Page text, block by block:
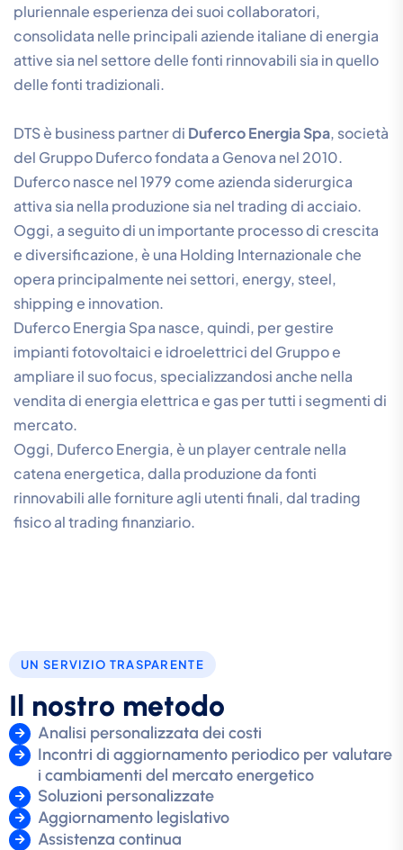
pluriennale esperienza dei suoi collaboratori,
consolidata nelle principali aziende italiane di energia
attive sia nel settore delle fonti rinnovabili sia in quello
delle fonti tradizionali.
DTS è business partner di Duferco Energia Spa, società
del Gruppo Duferco fondata a Genova nel 2010.
Duferco nasce nel 1979 come azienda siderurgica
attiva sia nella produzione sia nel trading di acciaio.
Oggi, a seguito di un importante processo di crescita
e diversificazione, è una Holding Internazionale che
opera principalmente nei settori, energy, steel,
shipping e innovation.
Duferco Energia Spa nasce, quindi, per gestire
impianti fotovoltaici e idroelettrici del Gruppo e
ampliare il suo focus, specializzandosi anche nella
vendita di energia elettrica e gas per tutti i segmenti di
mercato.
Oggi, Duferco Energia, è un player centrale nella
catena energetica, dalla produzione da fonti
rinnovabili alle forniture agli utenti finali, dal trading
fisico al trading finanziario.
UN SERVIZIO TRASPARENTE
Il nostro metodo
Analisi personalizzata dei costi
Incontri di aggiornamento periodico per valutare
i cambiamenti del mercato energetico
Soluzioni personalizzate
Aggiornamento legislativo
Assistenza continua